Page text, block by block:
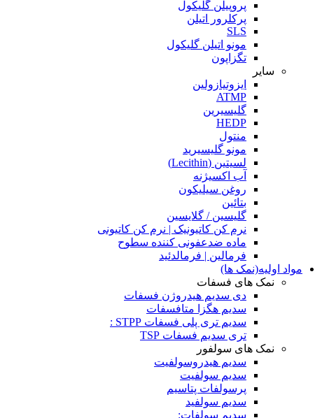
پروپیلن گلیکول
پرکلرور اتیلن
SLS
مونو اتیلن گلیکول
تگزاپون
سایر
ایزوتیازولین
ATMP
گلیسیرین
HEDP
منتول
مونو گلیسیرید
لسیتین (Lecithin)
آب اکسیژنه
روغن سیلیکون
بتائین
گلیسین / گلایسین
نرم کن کاتیونیک | نرم کن کاتیونی
ماده ضدعفونی کننده سطوح
فرمالین | فرمالدئید
مواد اولیه(نمک ها)
نمک های فسفات
دی سدیم هیدروژن فسفات
سدیم هگزا متافسفات
سدیم تری پلی فسفات STPP :
تری سدیم فسفات TSP
نمک های سولفور
سدیم هیدروسولفیت
سدیم سولفیت
پرسولفات پتاسیم
سدیم سولفید
سدیم سولفات: